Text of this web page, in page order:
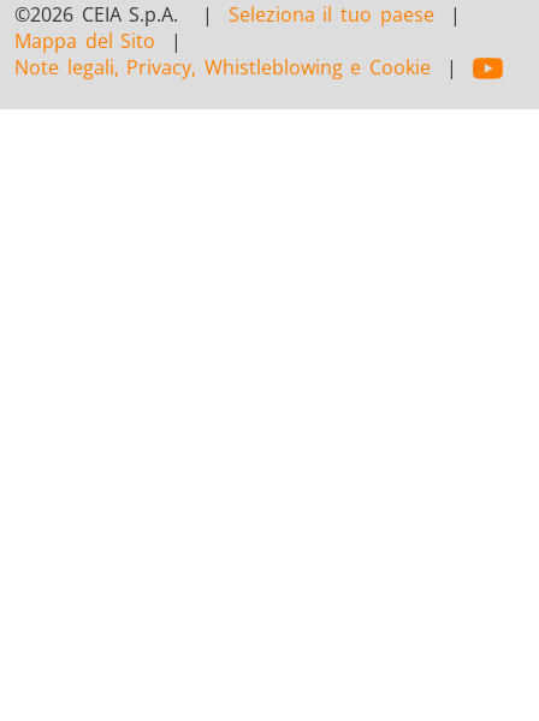
©2026 CEIA S.p.A. | Seleziona il tuo paese|
Mappa del Sito |
Note legali, Privacy, Whistleblowing e Cookie|